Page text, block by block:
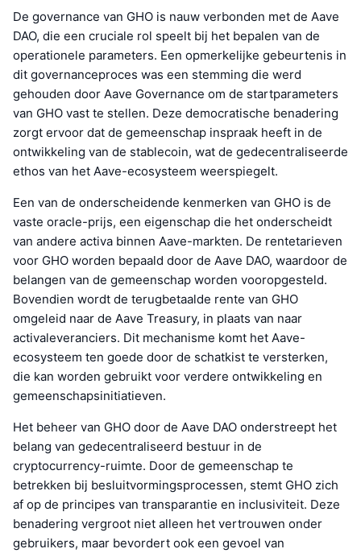
De governance van GHO is nauw verbonden met de Aave
DAO, die een cruciale rol speelt bij het bepalen van de
operationele parameters. Een opmerkelijke gebeurtenis in
dit governanceproces was een stemming die werd
gehouden door Aave Governance om de startparameters
van GHO vast te stellen. Deze democratische benadering
zorgt ervoor dat de gemeenschap inspraak heeft in de
ontwikkeling van de stablecoin, wat de gedecentraliseerde
ethos van het Aave-ecosysteem weerspiegelt.
Een van de onderscheidende kenmerken van GHO is de
vaste oracle-prijs, een eigenschap die het onderscheidt
van andere activa binnen Aave-markten. De rentetarieven
voor GHO worden bepaald door de Aave DAO, waardoor de
belangen van de gemeenschap worden vooropgesteld.
Bovendien wordt de terugbetaalde rente van GHO
omgeleid naar de Aave Treasury, in plaats van naar
activaleveranciers. Dit mechanisme komt het Aave-
ecosysteem ten goede door de schatkist te versterken,
die kan worden gebruikt voor verdere ontwikkeling en
gemeenschapsinitiatieven.
Het beheer van GHO door de Aave DAO onderstreept het
belang van gedecentraliseerd bestuur in de
cryptocurrency-ruimte. Door de gemeenschap te
betrekken bij besluitvormingsprocessen, stemt GHO zich
af op de principes van transparantie en inclusiviteit. Deze
benadering vergroot niet alleen het vertrouwen onder
gebruikers, maar bevordert ook een gevoel van